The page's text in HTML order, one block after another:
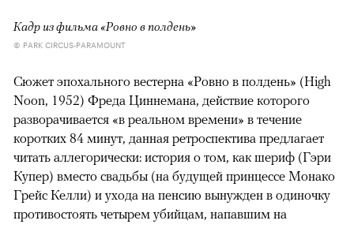
Кадр из фильма «Ровно в полдень»
© PARK CIRCUS-PARAMOUNT
Сюжет эпохального вестерна «Ровно в полдень» (High
Noon, 1952) Фреда Циннемана, действие которого
разворачивается «в реальном времени» в течение
коротких 84 минут, данная ретроспектива предлагает
читать аллегорически: история о том, как шериф (Гэри
Купер) вместо свадьбы (на будущей принцессе Монако
Грейс Келли) и ухода на пенсию вынужден в одиночку
противостоять четырем убийцам, напавшим на